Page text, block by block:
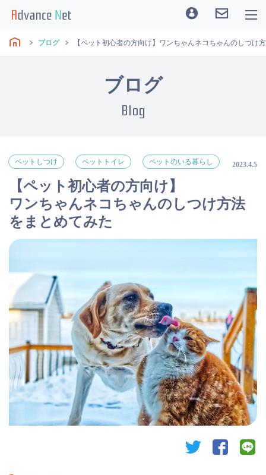
ブログ 【ペット初心者の方向け】ワンちゃんネコちゃんのしつけ
ブログ
Blog
ペットしつけ ペットトイレ ペットのいる暮らし 2023.4.5
【ペット初心者の方向け】
ワンちゃんネコちゃんのしつけ方法
をまとめてみた
twitter facebook